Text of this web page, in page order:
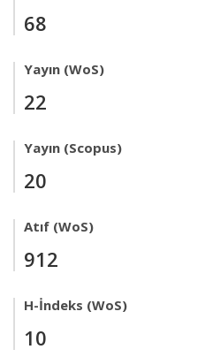
68
Yayın (WoS)
22
Yayın (Scopus)
20
Atıf (WoS)
912
H-İndeks (WoS)
10